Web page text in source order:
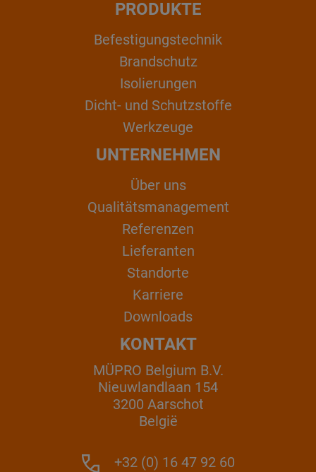
PRODUKTE
Befestigungstechnik
Brandschutz
Isolierungen
Dicht- und Schutzstoffe
Werkzeuge
UNTERNEHMEN
Über uns
Qualitätsmanagement
Referenzen
Lieferanten
Standorte
Karriere
Downloads
KONTAKT
MÜPRO Belgium B.V.
Nieuwlandlaan 154
3200 Aarschot
België
+32 (0) 16 47 92 60